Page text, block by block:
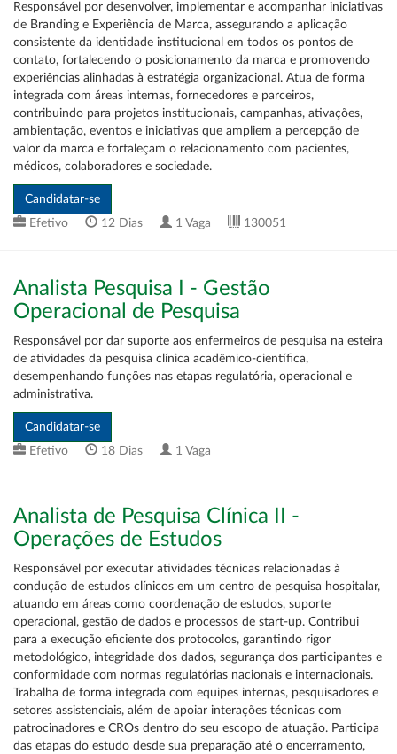
Responsável por desenvolver, implementar e acompanhar iniciativas
de Branding e Experiência de Marca, assegurando a aplicação
consistente da identidade institucional em todos os pontos de
contato, fortalecendo o posicionamento da marca e promovendo
experiências alinhadas à estratégia organizacional. Atua de forma
integrada com áreas internas, fornecedores e parceiros,
contribuindo para projetos institucionais, campanhas, ativações,
ambientação, eventos e iniciativas que ampliem a percepção de
valor da marca e fortaleçam o relacionamento com pacientes,
médicos, colaboradores e sociedade.
Efetivo 12 Dias 1 Vaga 130051
Analista Pesquisa I - Gestão
Operacional de Pesquisa
Responsável por dar suporte aos enfermeiros de pesquisa na esteira
de atividades da pesquisa clínica acadêmico-científica,
desempenhando funções nas etapas regulatória, operacional e
administrativa.
Efetivo 18 Dias 1 Vaga
Analista de Pesquisa Clínica II -
Operações de Estudos
Responsável por executar atividades técnicas relacionadas à
condução de estudos clínicos em um centro de pesquisa hospitalar,
atuando em áreas como coordenação de estudos, suporte
operacional, gestão de dados e processos de start-up. Contribui
para a execução eficiente dos protocolos, garantindo rigor
metodológico, integridade dos dados, segurança dos participantes e
conformidade com normas regulatórias nacionais e internacionais.
Trabalha de forma integrada com equipes internas, pesquisadores e
setores assistenciais, além de apoiar interações técnicas com
patrocinadores e CROs dentro do seu escopo de atuação. Participa
das etapas do estudo desde sua preparação até o encerramento,